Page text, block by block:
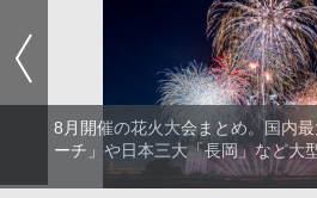
8月開催の花火大会まとめ。国内
ーチ」や日本三大「長岡」など大